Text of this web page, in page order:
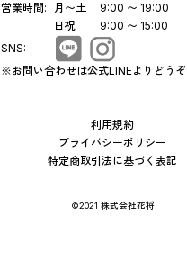
営業時間:
月〜土
9:00 〜 19:00
日祝
9:00 〜 15:00
SNS:
※お問い合わせは公式LINEよりどうぞ
利用規約
プライバシーポリシー
特定商取引法に基づく表記
©2021 株式会社花将